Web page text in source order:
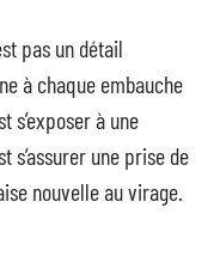
pas un détail
à chaque embauche
s’exposer à une
s’assurer une prise de
nouvelle au virage.